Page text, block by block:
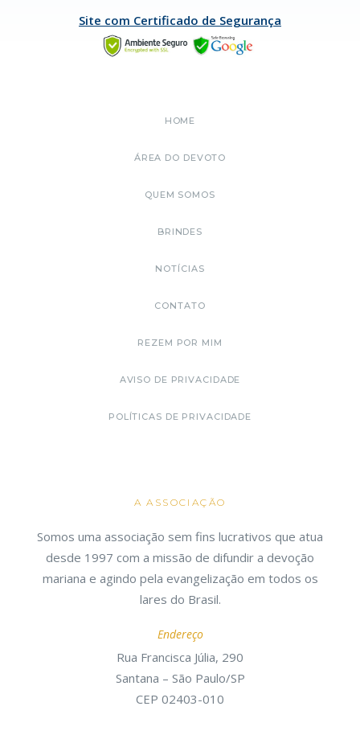
Site com Certificado de Segurança
HOME
ÁREA DO DEVOTO
QUEM SOMOS
BRINDES
NOTÍCIAS
CONTATO
REZEM POR MIM
AVISO DE PRIVACIDADE
POLÍTICAS DE PRIVACIDADE
A ASSOCIAÇÃO
Somos uma associação sem fins lucrativos que atua
desde 1997 com a missão de difundir a devoção
mariana e agindo pela evangelização em todos os
lares do Brasil.
Endereço
Rua Francisca Júlia, 290
Santana – São Paulo/SP
CEP 02403-010